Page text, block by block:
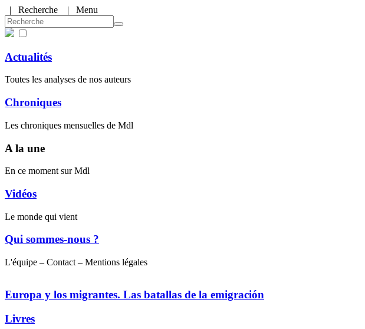
| Recherche | Menu
Actualités
Toutes les analyses de nos auteurs
Chroniques
Les chroniques mensuelles de Mdl
A la une
En ce moment sur Mdl
Vidéos
Le monde qui vient
Qui sommes-nous ?
L'équipe – Contact – Mentions légales
Europa y los migrantes. Las batallas de la emigración
Livres